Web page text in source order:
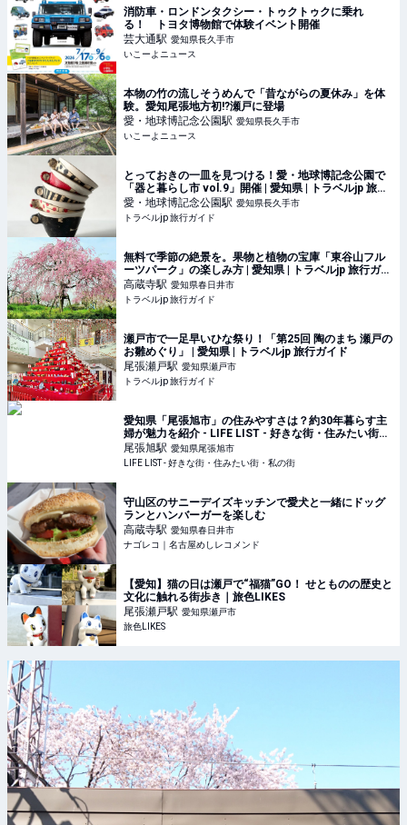
消防車・ロンドンタクシー・トゥクトゥクに乗れ
る！ トヨタ博物館で体験イベント開催
芸大通駅 愛知県長久手市
いこーよニュース
本物の竹の流しそうめんで「昔ながらの夏休み」を体
験。愛知尾張地方初!?瀬戸に登場
愛・地球博記念公園駅 愛知県長久手市
いこーよニュース
とっておきの一皿を見つける！愛・地球博記念公園で
「器と暮らし市 vol.9」開催 | 愛知県 | トラベルjp 旅行
ガイド
愛・地球博記念公園駅 愛知県長久手市
トラベルjp 旅行ガイド
無料で季節の絶景を。果物と植物の宝庫「東谷山フル
ーツパーク」の楽しみ方 | 愛知県 | トラベルjp 旅行ガイ
ド
高蔵寺駅 愛知県春日井市
トラベルjp 旅行ガイド
瀬戸市で一足早いひな祭り！「第25回 陶のまち 瀬戸の
お雛めぐり」 | 愛知県 | トラベルjp 旅行ガイド
尾張瀬戸駅 愛知県瀬戸市
トラベルjp 旅行ガイド
愛知県「尾張旭市」の住みやすさは？約30年暮らす主
婦が魅力を紹介 - LIFE LIST - 好きな街・住みたい街・
私の街
尾張旭駅 愛知県尾張旭市
LIFE LIST - 好きな街・住みたい街・私の街
守山区のサニーデイズキッチンで愛犬と一緒にドッグ
ランとハンバーガーを楽しむ
高蔵寺駅 愛知県春日井市
ナゴレコ｜名古屋めしレコメンド
【愛知】猫の日は瀬戸で“福猫”GO！ せとものの歴史と
文化に触れる街歩き｜旅色LIKES
尾張瀬戸駅 愛知県瀬戸市
旅色LIKES